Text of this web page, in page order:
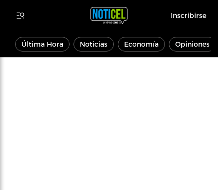
Inscribirse
Última Hora Noticias Economía Opiniones